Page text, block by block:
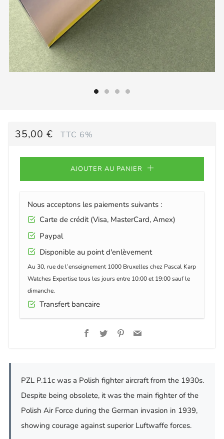
PRIX
35,00 € TTC 6%
AJOUTER AU PANIER
Nous acceptons les paiements suivants :
Carte de crédit (Visa, MasterCard, Amex)
Paypal
Disponible au point d'enlèvement
Au 30, rue de l’enseignement 1000 Bruxelles chez Pascal Karp
Watches Expertise tous les jours entre 10:00 et 19:00 sauf le
dimanche.
Transfert bancaire
Facebook
TwitterPinterest
Email
PZL P.11c was a Polish fighter aircraft from the 1930s.
Despite being obsolete, it was the main fighter of the
Polish Air Force during the German invasion in 1939,
showing courage against superior Luftwaffe forces.